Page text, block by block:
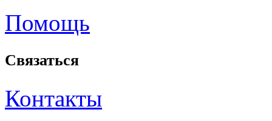
Помощь
Связаться
Контакты